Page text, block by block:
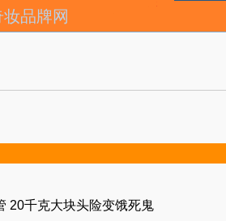
妆品牌网
20千克大块头险变饿死鬼